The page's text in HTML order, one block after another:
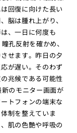
回復に向けた長い
脳は腫れ上がり、
、一日に何度も
孔反射を確かめ、
せます。昨日の夕
が遅い。そのわず
兆候である可能性
のモニター画面が
トフォンの端末な
制を整えていま
肌の色艶や呼吸の